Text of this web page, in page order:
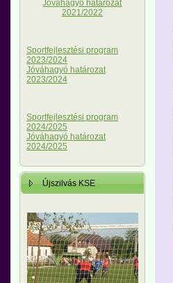
Jóváhagyó határozat
2021/2022
Sportfejlesztési program
2023/2024
Jóváhagyó határozat
2023/2024
Sportfejlesztési program
2024/2025
Jóváhagyó határozat
2024/2025
Újszilvás KSE